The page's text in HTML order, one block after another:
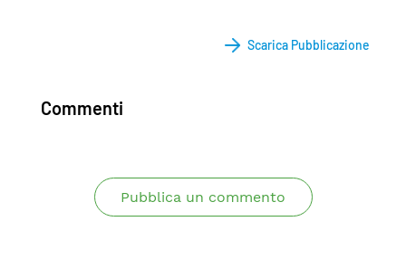
Scarica Pubblicazione
Commenti
Pubblica un commento